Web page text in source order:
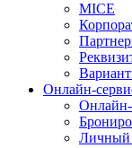
MICE
Онлайн-
Личный